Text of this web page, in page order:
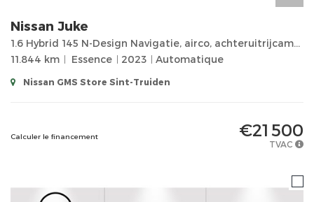
Nissan Juke
1.6 Hybrid 145 N-Design Navigatie, airco, achteruitrijcamera, parkingsensor, 1ste eigenaar, 11800km!
11.844 km
Essence 2023 Automatique
Nissan GMS Store Sint-Truiden
Calculer le financement €21 500
TVAC